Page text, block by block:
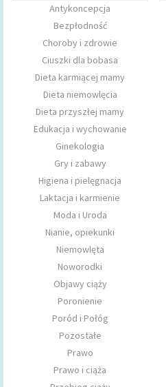
Antykoncepcja
Bezpłodność
Choroby i zdrowie
Ciuszki dla bobasa
Dieta karmiącej mamy
Dieta niemowlęcia
Dieta przyszłej mamy
Edukacja i wychowanie
Ginekologia
Gry i zabawy
Higiena i pielęgnacja
Laktacja i karmienie
Moda i Uroda
Nianie, opiekunki
Niemowlęta
Noworodki
Objawy ciąży
Poronienie
Poród i Połóg
Pozostałe
Prawo
Prawo i ciąża